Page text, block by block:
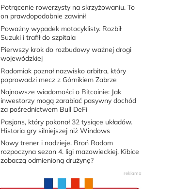
Potrącenie rowerzysty na skrzyżowaniu. To
on prawdopodobnie zawinił
Poważny wypadek motocyklisty. Rozbił
Suzuki i trafił do szpitala
Pierwszy krok do rozbudowy ważnej drogi
wojewódzkiej
Radomiak poznał nazwisko arbitra, który
poprowadzi mecz z Górnikiem Zabrze
Najnowsze wiadomości o Bitcoinie: Jak
inwestorzy mogą zarabiać pasywny dochód
za pośrednictwem Bull DeFi
Pasjans, który pokonał 32 tysiące układów.
Historia gry silniejszej niż Windows
Nowy trener i nadzieje. Broń Radom
rozpoczyna sezon 4. ligi mazowieckiej. Kibice
zobaczą odmienioną drużynę?